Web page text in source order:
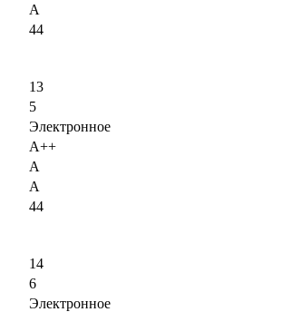
А
44
13
5
Электронное
А++
А
А
44
14
6
Электронное